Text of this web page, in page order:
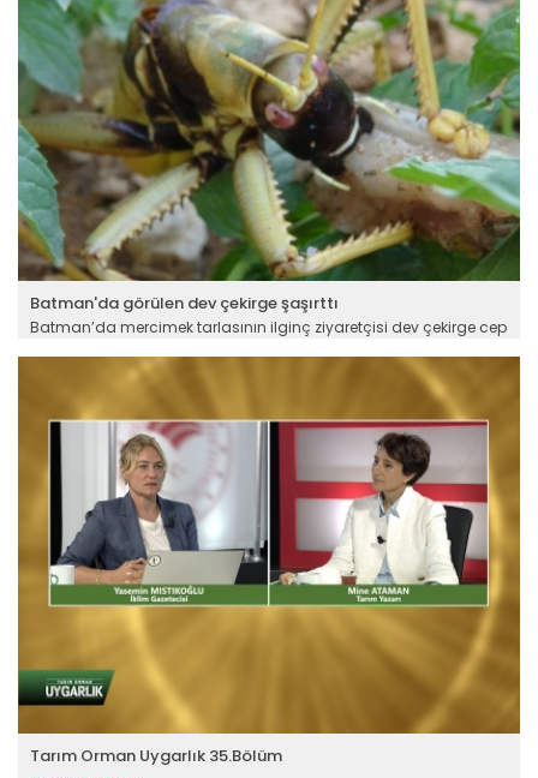
Batman'da görülen dev çekirge şaşırttı
Batman’da mercimek tarlasının ilginç ziyaretçisi dev çekirge cep
yaptıkları sırada fark ettikleri dev çekirgeyi inceleyip besledikten
sonra doğal ortamına bıraktılar.
Devamını Oku ->
Tarım Orman Uygarlık 35.Bölüm